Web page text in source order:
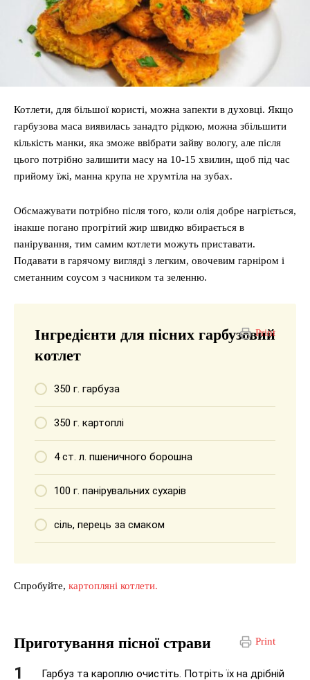
Котлети, для більшої користі, можна запекти в духовці. Якщо
гарбузова маса виявилась занадто рідкою, можна збільшити
кількість манки, яка зможе ввібрати зайву вологу, але після
цього потрібно залишити масу на 10-15 хвилин, щоб під час
прийому їжі, манна крупа не хрумтіла на зубах.
Обсмажувати потрібно після того, коли олія добре нагріється,
інакше погано прогрітий жир швидко вбирається в
панірування, тим самим котлети можуть приставати.
Подавати в гарячому вигляді з легким, овочевим гарніром і
сметанним соусом з часником та зеленню.
Print
Інгредієнти для пісних гарбузовий
котлет
350 г. гарбуза
350 г. картоплі
4 ст. л. пшеничного борошна
100 г. панірувальних сухарів
сіль, перець за смаком
Спробуйте, картопляні котлети.
Print
Приготування пісної страви
Гарбуз та кароплю очистіть. Потріть їх на дрібній